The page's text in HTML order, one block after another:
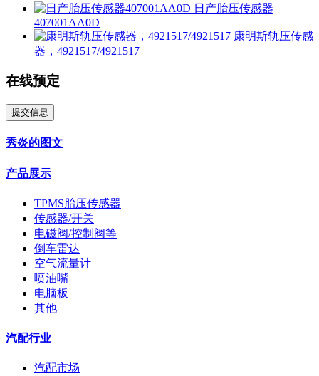
日产胎压传感器
407001AA0D
康明斯轨压传感
器，4921517/4921517
在线预定
提交信息
秀炎的图文
产品展示
TPMS胎压传感器
传感器/开关
电磁阀/控制阀等
倒车雷达
空气流量计
喷油嘴
电脑板
其他
汽配行业
汽配市场